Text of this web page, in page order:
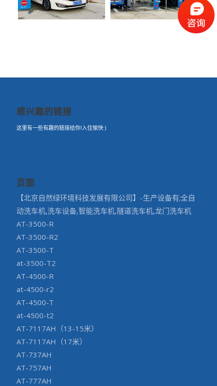
感兴趣的链接
这里有一些有趣的链接给你!入住愉快:)
页面
【北京自然绿环境科技发展有限公司】-生产设备有;全自
动洗车机,洗车设备,智能洗车机,隧道洗车机,龙门洗车机
AT-3500-R
AT-3500-R2
AT-3500-T
at-3500-T2
AT-4500-R
at-4500-r2
AT-4500-T
at-4500-t2
AT-7117AH（13-15米）
AT-7117AH（17米）
AT-737AH
AT-757AH
AT-777AH